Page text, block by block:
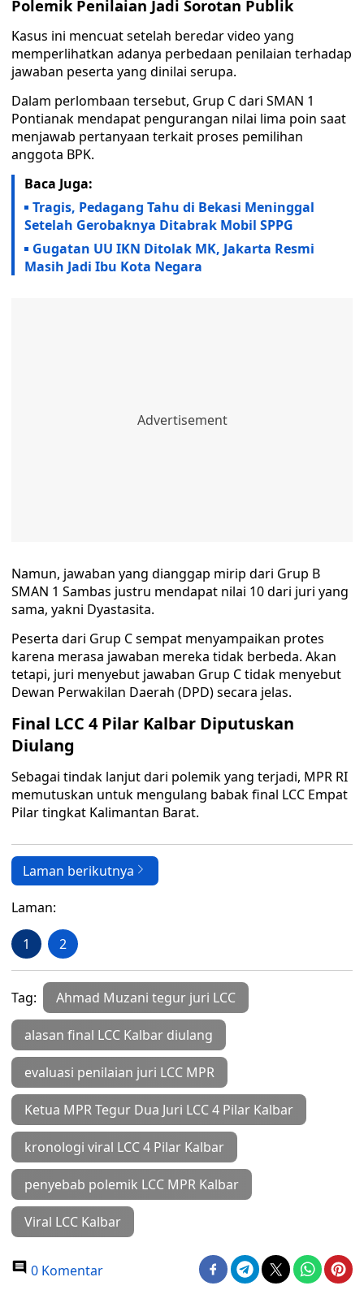
Polemik Penilaian Jadi Sorotan Publik
Kasus ini mencuat setelah beredar video yang
memperlihatkan adanya perbedaan penilaian terhadap
jawaban peserta yang dinilai serupa.
Dalam perlombaan tersebut, Grup C dari SMAN 1
Pontianak mendapat pengurangan nilai lima poin saat
menjawab pertanyaan terkait proses pemilihan
anggota BPK.
Baca Juga:
Tragis, Pedagang Tahu di Bekasi Meninggal
Setelah Gerobaknya Ditabrak Mobil SPPG
Gugatan UU IKN Ditolak MK, Jakarta Resmi
Masih Jadi Ibu Kota Negara
Namun, jawaban yang dianggap mirip dari Grup B
SMAN 1 Sambas justru mendapat nilai 10 dari juri yang
sama, yakni Dyastasita.
Peserta dari Grup C sempat menyampaikan protes
karena merasa jawaban mereka tidak berbeda. Akan
tetapi, juri menyebut jawaban Grup C tidak menyebut
Dewan Perwakilan Daerah (DPD) secara jelas.
Final LCC 4 Pilar Kalbar Diputuskan
Diulang
Sebagai tindak lanjut dari polemik yang terjadi, MPR RI
memutuskan untuk mengulang babak final LCC Empat
Pilar tingkat Kalimantan Barat.
Laman berikutnya
Laman:
1 2
Tag: Ahmad Muzani tegur juri LCC
alasan final LCC Kalbar diulang
evaluasi penilaian juri LCC MPR
Ketua MPR Tegur Dua Juri LCC 4 Pilar Kalbar
kronologi viral LCC 4 Pilar Kalbar
penyebab polemik LCC MPR Kalbar
Viral LCC Kalbar
0 Komentar